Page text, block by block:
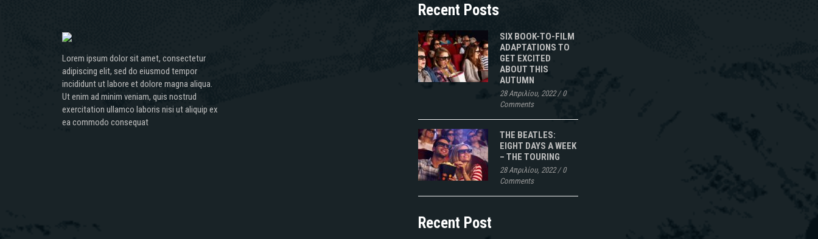
Lorem ipsum dolor sit amet, consectetur
adipiscing elit, sed do eiusmod tempor
incididunt ut labore et dolore magna aliqua.
Ut enim ad minim veniam, quis nostrud
exercitation ullamco laboris nisi ut aliquip ex
ea commodo consequat
Recent Posts
SIX BOOK-TO-FILM
ADAPTATIONS TO
GET EXCITED
ABOUT THIS
AUTUMN
28 Απριλίου, 2022/0
Comments
THE BEATLES:
EIGHT DAYS A WEEK
– THE TOURING
28 Απριλίου, 2022/0
Comments
Recent Post